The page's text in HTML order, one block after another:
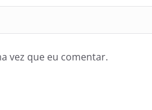
vez que eu comentar.